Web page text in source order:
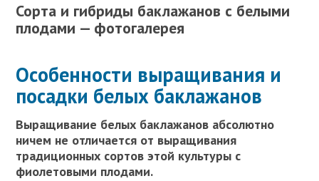
Сорта и гибриды баклажанов с белыми
плодами — фотогалерея
Особенности выращивания и
посадки белых баклажанов
Выращивание белых баклажанов абсолютно
ничем не отличается от выращивания
традиционных сортов этой культуры с
фиолетовыми плодами.